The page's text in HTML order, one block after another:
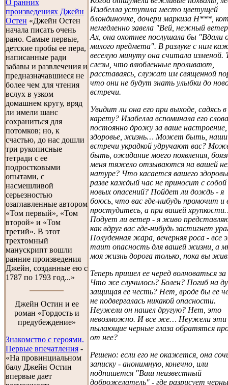
О ранних
произведениях Джейн
Остен «Джейн Остен
начала писать очень
рано. Самые первые,
детские пробы ее пера,
написанные ради
забавы и развлечения и
предназначавшиеся не
более чем для чтения
вслух в узком
домашнем кругу, вряд
ли имели шанс
сохраниться для
потомков; но, к
счастью, до нас дошли
три рукописные
тетради с ее
подростковыми
опытами, с
насмешливой
серьезностью
озаглавленные автором
«Том первый», «Том
второй» и «Том
третий». В этот
трехтомный
манускрипт вошли
ранние произведения
Джейн, созданные ею с
1787 по 1793 год...»
Джейн Остин и ее
роман «Гордость и
предубеждение»
Знакомство с героями.
Первые впечатления -
«На провинциальном
балу Джейн Остин
впервые дает
Изабелла уступила место цветущей
блондиночке, дочери маркиза Н***,
немедленно завела "Вей, нежный
Ах, она охотнее послушала бы "Вдали
милого предмета". В разлуке с ним
веселую минуту она считала изменой.
слезы, что влюбленные проливают,
расставаясь, служат им священной
что они не будут знать улыбки до
встречи.
Увидит ли она его при выходе, садясь в
карету? Изабелла вспоминала его
постоянно дрожу за ваше настроение,
здоровье, жизнь… Может быть, наши
встречи украдкой удручают вас?
быть, ожидание моего появления,
меня тяжело отзываются на вашей
натуре? Что касается вашего
разве каждый час не приносит с собой
новых опасений? Пойдет ли дождь - я
боюсь, что вас где-нибудь промочит и
простудитесь, а при вашей
Подует ли ветер - я живо
как вдруг вас где-нибудь застигнет
Полуденная жара, вечерняя роса - все
таит опасность для вашей жизни, а
моя жизнь дорога только, пока вы
Теперь пришел ее черед волноваться за
Что же случилось? Болен? Погиб на
защищая ее честь? Нет, вроде бы ее
не подвергалась никакой опасности.
Неужели он нашел другую? Нет, это
невозможно. И все же… Неужели эти
пылающие черные глаза обратятся
от нее?
Решено: если его не окажется, она
записку - анонимную, конечно, или
подпишется "Ваш неизвестный
доброжелатель" - где разрисует